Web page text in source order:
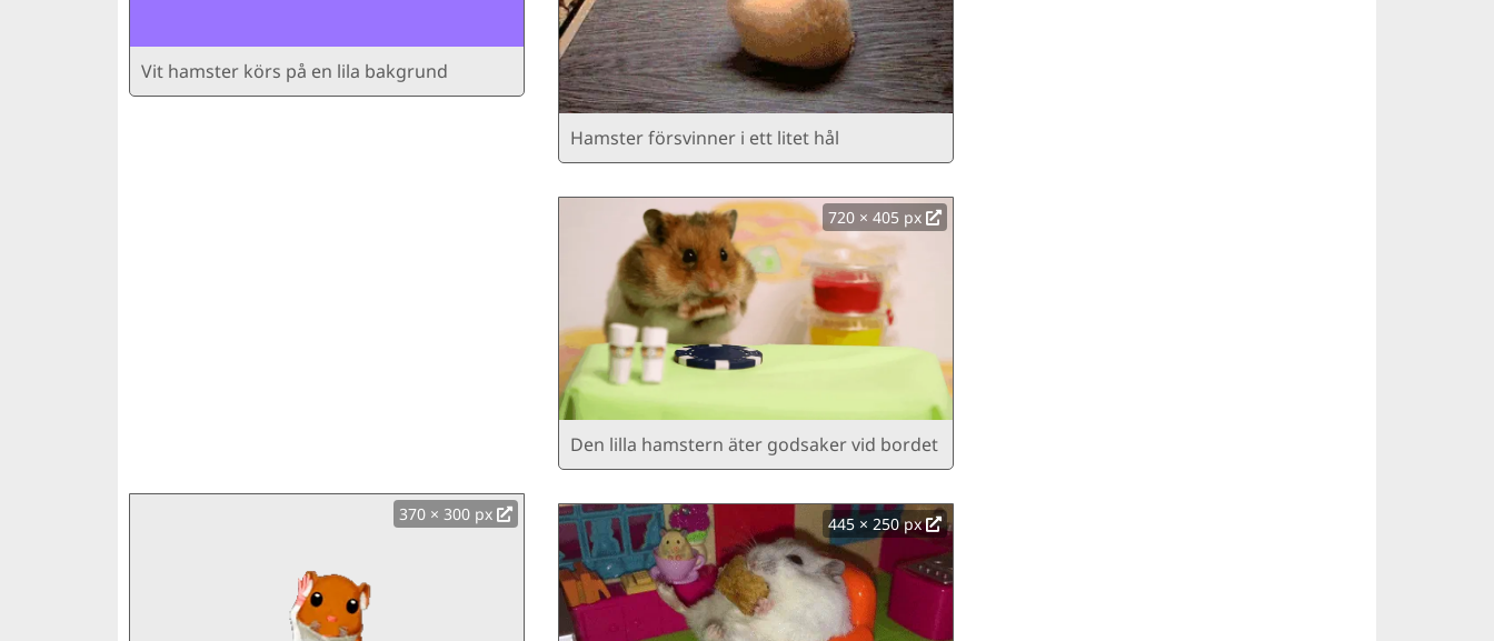
Vit hamster körs på en lila bakgrund
370 × 300 px
Hamster försvinner i ett litet hål
720 × 405 px
Den lilla hamstern äter godsaker vid bordet
445 × 250 px